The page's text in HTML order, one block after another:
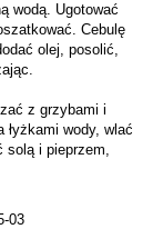
wodą. Ugotować
Cebulę
olej, posolić,
z grzybami i
wody, wlać
solą i pieprzem,
03